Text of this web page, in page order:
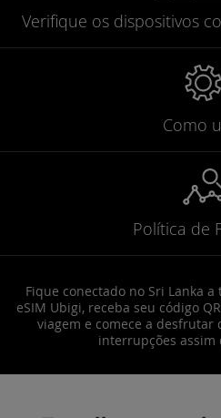
Verifique os dispositivos
Como
Política de
Fique conectado no Sri Lanka
eSIM Ubigi, receba seu código
viagem e comece a desfrutar
interrupções assim